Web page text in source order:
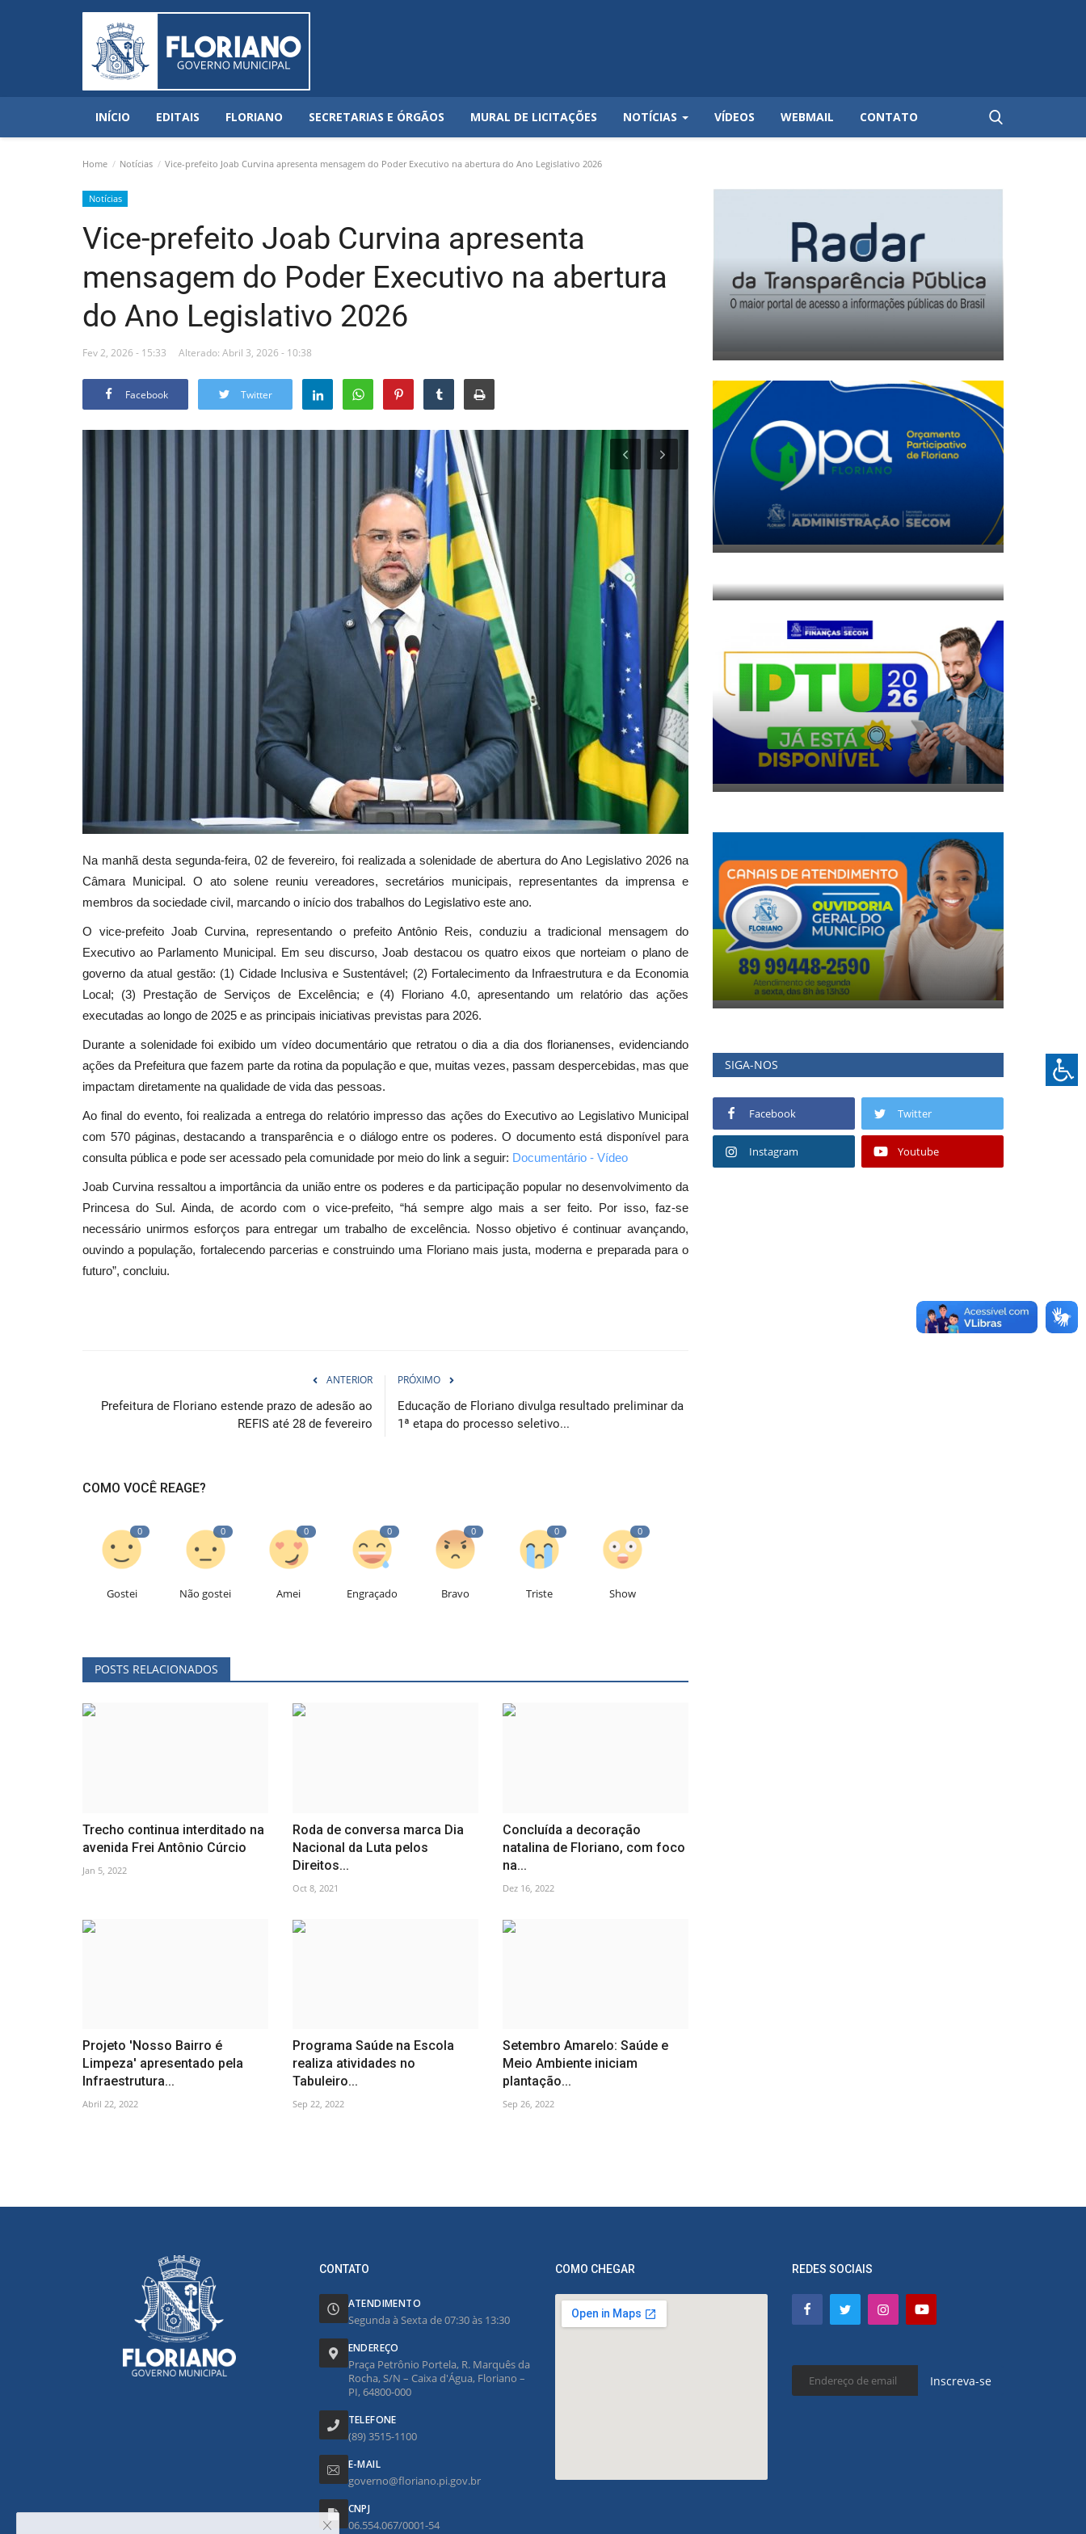
INÍCIO EDITAIS FLORIANO SECRETARIAS E ÓRGÃOS MURAL DE LICITAÇÕES NOTÍCIAS VÍDEOS WEBMAIL CONTATO
Home Notícias Vice-prefeito Joab Curvina apresenta mensagem do Poder Executivo na abertura do Ano Legislativo 2026
Notícias
Vice-prefeito Joab Curvina apresenta
mensagem do Poder Executivo na abertura
do Ano Legislativo 2026
Fev 2, 2026 - 15:33 Alterado: Abril 3, 2026 - 10:38
Facebook Twitter
Na manhã desta segunda-feira, 02 de fevereiro, foi realizada a solenidade de abertura do Ano Legislativo 2026 na
Câmara Municipal. O ato solene reuniu vereadores, secretários municipais, representantes da imprensa e
membros da sociedade civil, marcando o início dos trabalhos do Legislativo este ano.
O vice-prefeito Joab Curvina, representando o prefeito Antônio Reis, conduziu a tradicional mensagem do
Executivo ao Parlamento Municipal. Em seu discurso, Joab destacou os quatro eixos que norteiam o plano de
governo da atual gestão: (1) Cidade Inclusiva e Sustentável; (2) Fortalecimento da Infraestrutura e da Economia
Local; (3) Prestação de Serviços de Excelência; e (4) Floriano 4.0, apresentando um relatório das ações
executadas ao longo de 2025 e as principais iniciativas previstas para 2026.
Durante a solenidade foi exibido um vídeo documentário que retratou o dia a dia dos florianenses, evidenciando
ações da Prefeitura que fazem parte da rotina da população e que, muitas vezes, passam despercebidas, mas que
impactam diretamente na qualidade de vida das pessoas.
Ao final do evento, foi realizada a entrega do relatório impresso das ações do Executivo ao Legislativo Municipal
com 570 páginas, destacando a transparência e o diálogo entre os poderes. O documento está disponível para
consulta pública e pode ser acessado pela comunidade por meio do link a seguir: Documentário - Vídeo
Joab Curvina ressaltou a importância da união entre os poderes e da participação popular no desenvolvimento da
Princesa do Sul. Ainda, de acordo com o vice-prefeito, “há sempre algo mais a ser feito. Por isso, faz-se
necessário unirmos esforços para entregar um trabalho de excelência. Nosso objetivo é continuar avançando,
ouvindo a população, fortalecendo parcerias e construindo uma Floriano mais justa, moderna e preparada para o
futuro”, concluiu.
ANTERIOR
Prefeitura de Floriano estende prazo de adesão ao
REFIS até 28 de fevereiro
PRÓXIMO
Educação de Floriano divulga resultado preliminar da
1ª etapa do processo seletivo...
COMO VOCÊ REAGE?
0
Gostei
0
Não gostei
0
Amei
0
Engraçado
0
Bravo
0
Triste
0
Show
POSTS RELACIONADOS
Trecho continua interditado na
avenida Frei Antônio Cúrcio
Jan 5, 2022
Roda de conversa marca Dia
Nacional da Luta pelos
Direitos...
Oct 8, 2021
Concluída a decoração
natalina de Floriano, com foco
na...
Dez 16, 2022
Projeto 'Nosso Bairro é
Limpeza' apresentado pela
Infraestrutura...
Abril 22, 2022
Programa Saúde na Escola
realiza atividades no
Tabuleiro...
Sep 22, 2022
Setembro Amarelo: Saúde e
Meio Ambiente iniciam
plantação...
Sep 26, 2022
SIGA-NOS
Facebook Twitter
Instagram Youtube
CONTATO
ATENDIMENTO
Segunda à Sexta de 07:30 às 13:30
ENDEREÇO
Praça Petrônio Portela, R. Marquês da
Rocha, S/N – Caixa d'Água, Floriano –
PI, 64800-000
TELEFONE
(89) 3515-1100
E-MAIL
governo@floriano.pi.gov.br
CNPJ
06.554.067/0001-54
COMO CHEGAR REDES SOCIAIS
Inscreva-se